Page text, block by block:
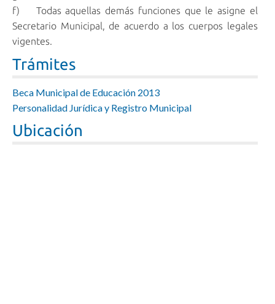
f) Todas aquellas demás funciones que le asigne el
Secretario Municipal, de acuerdo a los cuerpos legales
vigentes.
Trámites
Beca Municipal de Educación 2013
Personalidad Jurídica y Registro Municipal
Ubicación